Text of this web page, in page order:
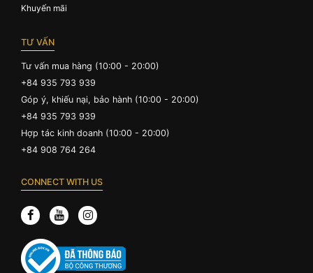
Khuyến mãi
TƯ VẤN
Tư vấn mua hàng (10:00 - 20:00)
+84 935 793 939
Góp ý, khiếu nại, bảo hành (10:00 - 20:00)
+84 935 793 939
Hợp tác kinh doanh (10:00 - 20:00)
+84 908 764 264
CONNECT WITH US